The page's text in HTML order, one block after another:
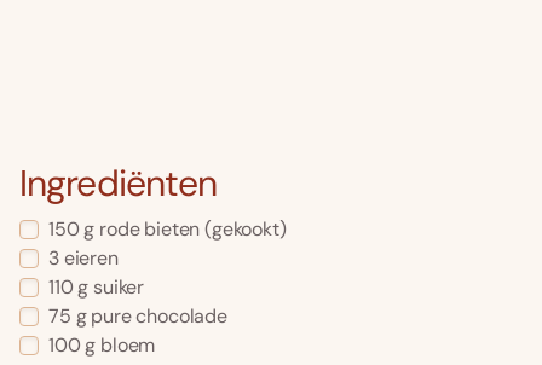
Ingrediënten
150 g rode bieten (gekookt)
3 eieren
110 g suiker
75 g pure chocolade
100 g bloem